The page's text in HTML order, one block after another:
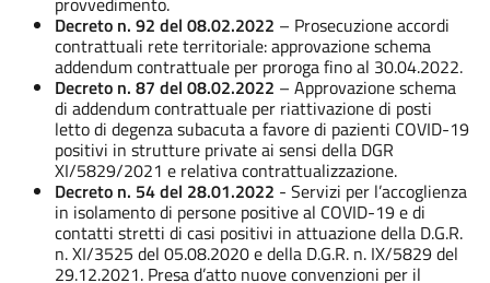
Decreto n. 92 del 08.02.2022 – Prosecuzione accordi
contrattuali rete territoriale: approvazione schema
addendum contrattuale per proroga fino al 30.04.2022.
Decreto n. 87 del 08.02.2022 – Approvazione schema
di addendum contrattuale per riattivazione di posti
letto di degenza subacuta a favore di pazienti COVID-19
positivi in strutture private ai sensi della DGR
XI/5829/2021 e relativa contrattualizzazione.
Decreto n. 54 del 28.01.2022 - Servizi per l’accoglienza
in isolamento di persone positive al COVID-19 e di
contatti stretti di casi positivi in attuazione della D.G.R.
n. XI/3525 del 05.08.2020 e della D.G.R. n. IX/5829 del
29.12.2021. Presa d’atto nuove convenzioni per il